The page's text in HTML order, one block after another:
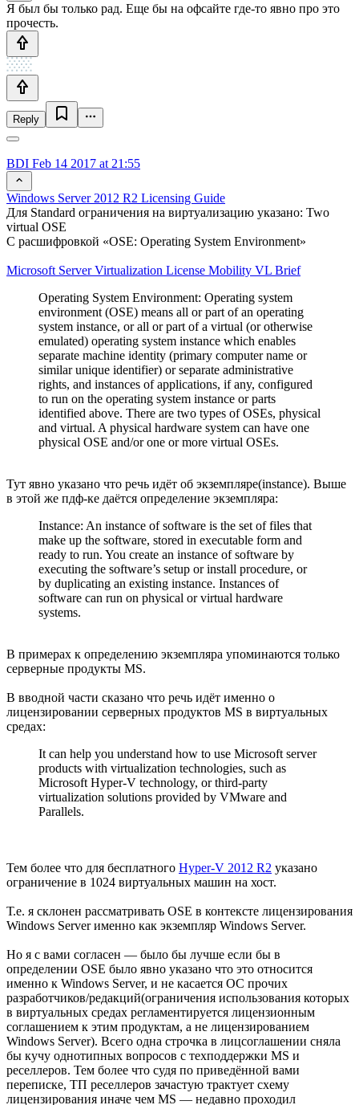
Я был бы только рад. Еще бы на офсайте где-то явно про это
прочесть.
Reply
BDI Feb 14 2017 at 21:55
Windows Server 2012 R2 Licensing Guide
Для Standard ограничения на виртуализацию указано: Two
virtual OSE
С расшифровкой «OSE: Operating System Environment»
Microsoft Server Virtualization License Mobility VL Brief
Operating System Environment: Operating system
environment (OSE) means all or part of an operating
system instance, or all or part of a virtual (or otherwise
emulated) operating system instance which enables
separate machine identity (primary computer name or
similar unique identifier) or separate administrative
rights, and instances of applications, if any, configured
to run on the operating system instance or parts
identified above. There are two types of OSEs, physical
and virtual. A physical hardware system can have one
physical OSE and/or one or more virtual OSEs.
Тут явно указано что речь идёт об экземпляре(instance). Выше
в этой же пдф-ке даётся определение экземпляра:
Instance: An instance of software is the set of files that
make up the software, stored in executable form and
ready to run. You create an instance of software by
executing the software’s setup or install procedure, or
by duplicating an existing instance. Instances of
software can run on physical or virtual hardware
systems.
В примерах к определению экземпляра упоминаются только
серверные продукты MS.
В вводной части сказано что речь идёт именно о
лицензировании серверных продуктов MS в виртуальных
средах:
It can help you understand how to use Microsoft server
products with virtualization technologies, such as
Microsoft Hyper-V technology, or third-party
virtualization solutions provided by VMware and
Parallels.
Тем более что для бесплатного Hyper-V 2012 R2 указано
ограничение в 1024 виртуальных машин на хост.
Т.е. я склонен рассматривать OSE в контексте лицензирования
Windows Server именно как экземпляр Windows Server.
Но я с вами согласен — было бы лучше если бы в
определении OSE было явно указано что это относится
именно к Windows Server, и не касается ОС прочих
разработчиков/редакций(ограничения использования которых
в виртуальных средах регламентируется лицензионным
соглашением к этим продуктам, а не лицензированием
Windows Server). Всего одна строчка в лицсоглашении сняла
бы кучу однотипных вопросов с техподдержки MS и
реселлеров. Тем более что судя по приведённой вами
переписке, ТП реселлеров зачастую трактует схему
лицензирования иначе чем MS — недавно проходил